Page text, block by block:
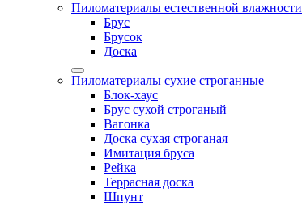
Пиломатериалы естественной влажности
Брус
Брусок
Доска
Пиломатериалы сухие строганные
Блок-хаус
Брус сухой строганый
Вагонка
Доска сухая строганая
Имитация бруса
Рейка
Террасная доска
Шпунт